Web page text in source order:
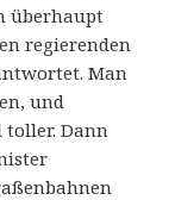
überhaupt
regierenden
Man
und
Dann